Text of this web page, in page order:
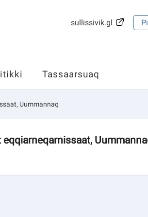
sullissivik.gl
Tassaarsuaq
Uummannaq